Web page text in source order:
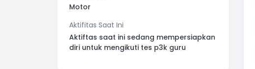
Motor
Aktifitas Saat Ini
Aktiftas saat ini sedang mempersiapkan
diri untuk mengikuti tes p3k guru